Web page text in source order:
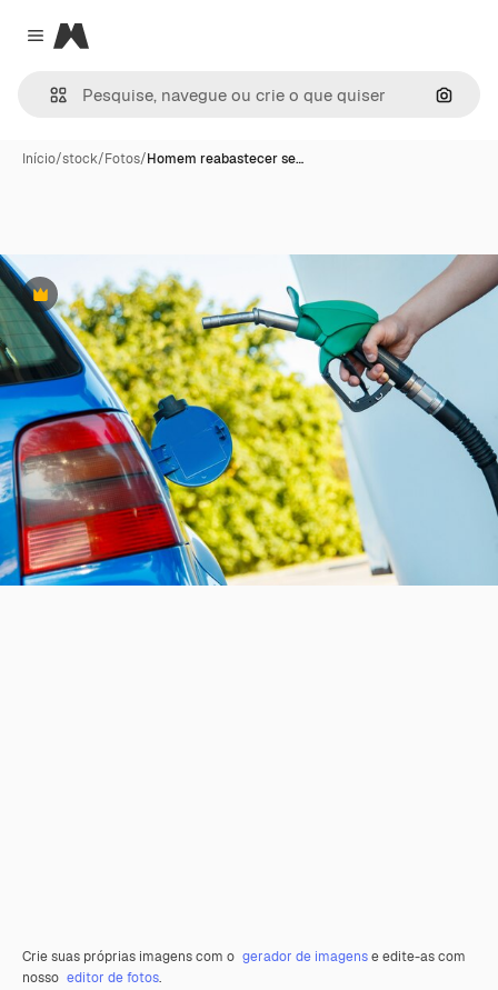
Close menu
Magnific
Início/stock/Fotos/Homem reabastecer se…
Premium
Crie suas próprias imagens com o gerador de imagense edite-as com
nosso editor de fotos.